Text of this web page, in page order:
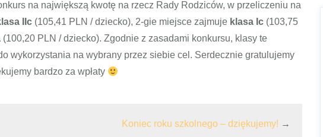
na największą kwotę na rzecz Rady Rodziców, w przeliczeniu na
IIc (105,41 PLN / dziecko), 2-gie miejsce zajmuje klasa Ic (103,75
(100,20 PLN / dziecko). Zgodnie z zasadami konkursu, klasy te
wykorzystania na wybrany przez siebie cel. Serdecznie gratulujemy
bardzo za wpłaty
Koniec roku szkolnego – dziękujemy! →